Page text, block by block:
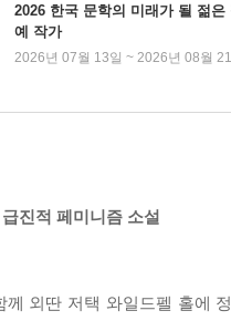
2026 한국 문학의 미래가 될 젊은
예 작가
2026년 07월 13일 ~ 2026년 08월
진적 페미니즘 소설
외딴 저택 와일드펠 홀에